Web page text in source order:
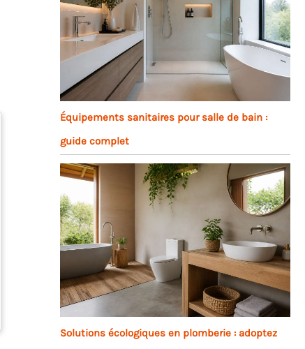
Équipements sanitaires pour salle de bain :
guide complet
Solutions écologiques en plomberie : adoptez